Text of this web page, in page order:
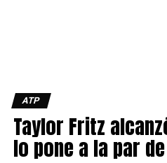
ATP
Taylor Fritz
lo pone a la par